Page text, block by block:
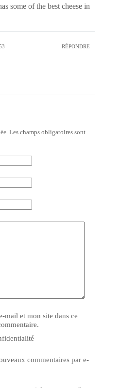
some of the best cheese in
RÉPONDRE
Les champs obligatoires sont
mail et mon site dans ce
commentaires par e-